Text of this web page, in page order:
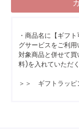
・商品名に【ギフ
グサービスをご利用
対象商品と併せて
料)を入れていただ
＞＞ ギフトラッピ